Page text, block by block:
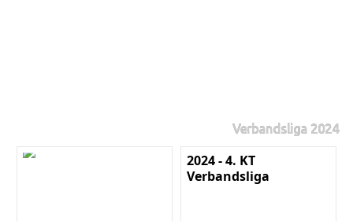
Verbandsliga 2024
2024 - 4. KT
Verbandsliga